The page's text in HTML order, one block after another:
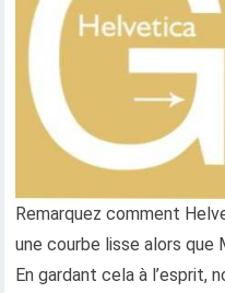
Remarquez comment
une courbe lisse alors que
En gardant cela à l’esprit,